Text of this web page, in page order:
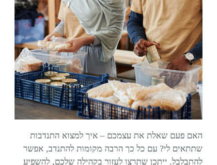
האם פעם שאלת את עצמכם – איך למצוא התנדבות
שתתאים לי? עם כל כך הרבה מקומות להתנדב, אפשר
להתבלבל. ייתכן שתרצו לעזור בקהילה שלכם, להשפיע